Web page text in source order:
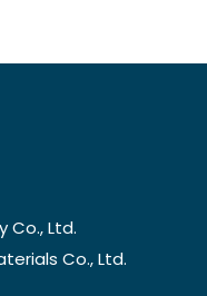
Co., Ltd.
Co., Ltd.